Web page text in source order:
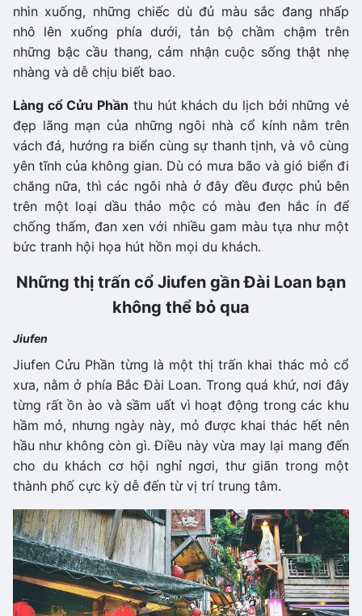
nhìn xuống, những chiếc dù đủ màu sắc đang nhấp
nhô lên xuống phía dưới, tản bộ chầm chậm trên
những bậc cầu thang, cảm nhận cuộc sống thật nhẹ
nhàng và dễ chịu biết bao.
Làng cổ Cửu Phần thu hút khách du lịch bởi những vẻ
đẹp lãng mạn của những ngôi nhà cổ kính nằm trên
vách đá, hướng ra biển cùng sự thanh tịnh, và vô cùng
yên tĩnh của không gian. Dù có mưa bão và gió biển đi
chăng nữa, thì các ngôi nhà ở đây đều được phủ bên
trên một loại dầu thảo mộc có màu đen hắc ín để
chống thấm, đan xen với nhiều gam màu tựa như một
bức tranh hội họa hút hồn mọi du khách.
Những thị trấn cổ Jiufen gần Đài Loan bạn
không thể bỏ qua
Jiufen
Jiufen Cửu Phần từng là một thị trấn khai thác mỏ cổ
xưa, nằm ở phía Bắc Đài Loan. Trong quá khứ, nơi đây
từng rất ồn ào và sầm uất vì hoạt động trong các khu
hầm mỏ, nhưng ngày này, mỏ được khai thác hết nên
hầu như không còn gì. Điều này vừa may lại mang đến
cho du khách cơ hội nghỉ ngơi, thư giãn trong một
thành phố cực kỳ dễ đến từ vị trí trung tâm.